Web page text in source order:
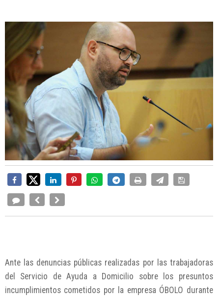
Ante las denuncias públicas realizadas por las trabajadoras
del Servicio de Ayuda a Domicilio sobre los presuntos
incumplimientos cometidos por la empresa ÓBOLO durante